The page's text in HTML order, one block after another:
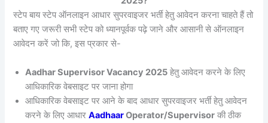
स्टेप बाय स्टेप ऑनलाइन आधार सुपरवाइजर भर्ती हेतु आवेदन करना चाहते हैं तो
बताए गए जरूरी सभी स्टेप को ध्यानपूर्वक पढ़े जाने और आसानी से ऑनलाइन
आवेदन करें जो कि, इस प्रकार से-
Aadhar Supervisor Vacancy 2025 हेतु आवेदन करने के लिए
आधिकारिक वेबसाइट पर जाना होगा
आधिकारिक वेबसाइट पर आने के बाद आधार सुपरवाइजर भर्ती हेतु आवेदन
करने के लिए आधारAadhaarOperator/Supervisor की ठीक